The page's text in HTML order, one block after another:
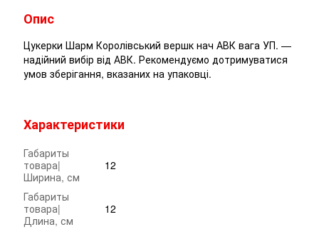
Опис
Цукерки Шарм Королівський вершк нач АВК вага УП. —
надійний вибір від АВК. Рекомендуємо дотримуватися
умов зберігання, вказаних на упаковці.
Характеристики
Габариты
товара|
Ширина, см
12
Габариты
товара|
Длина, см
12